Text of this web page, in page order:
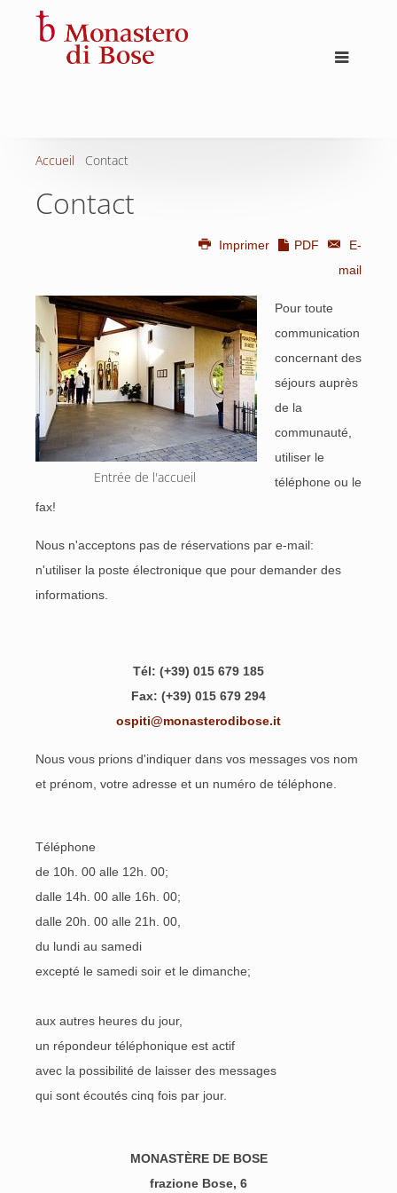
Accueil Contact
Contact
Imprimer PDF
E-
mail
Entrée de l'accueil
Pour toute
communication
concernant des
séjours auprès
de la
communauté,
utiliser le
téléphone ou le
fax!
Nous n'acceptons pas de réservations par e-mail:
n'utiliser la poste électronique que pour demander des
informations.
Tél: (+39) 015 679 185
Fax: (+39) 015 679 294
ospiti@monasterodibose.it
Nous vous prions d'indiquer dans vos messages vos nom
et prénom, votre adresse et un numéro de téléphone.
Téléphone
de 10h. 00 alle 12h. 00;
dalle 14h. 00 alle 16h. 00;
dalle 20h. 00 alle 21h. 00,
du lundi au samedi
excepté le samedi soir et le dimanche;
aux autres heures du jour,
un répondeur téléphonique est actif
avec la possibilité de laisser des messages
qui sont écoutés cinq fois par jour.
MONASTÈRE DE BOSE
frazione Bose, 6